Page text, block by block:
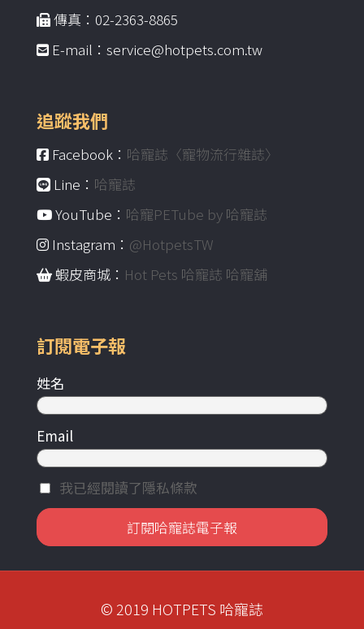
傳真：02-2363-8865
E-mail：service@hotpets.com.tw
追蹤我們
Facebook： 哈寵誌〈寵物流行雜誌〉
Line： 哈寵誌
YouTube： 哈寵PETube by 哈寵誌
Instagram： @HotpetsTW
蝦皮商城： Hot Pets 哈寵誌 哈寵舖
訂閱電子報
姓名
Email
我已經閱讀了隱私條款
© 2019 HOTPETS 哈寵誌